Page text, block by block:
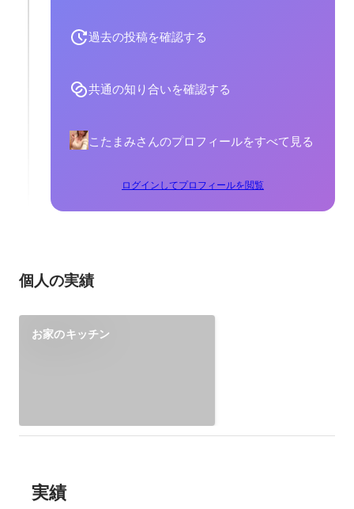
過去の投稿を確認する
共通の知り合いを確認する
こたまみさんのプロフィールをすべて見る
ログインしてプロフィールを閲覧
個人の実績
お家のキッチン
実績